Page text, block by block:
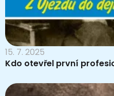
15. 7. 2025
Kdo otevřel první